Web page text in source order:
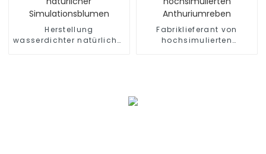
Herstellung
wasserdichter natürlicher
Fabriklieferant von
hochsimulierten